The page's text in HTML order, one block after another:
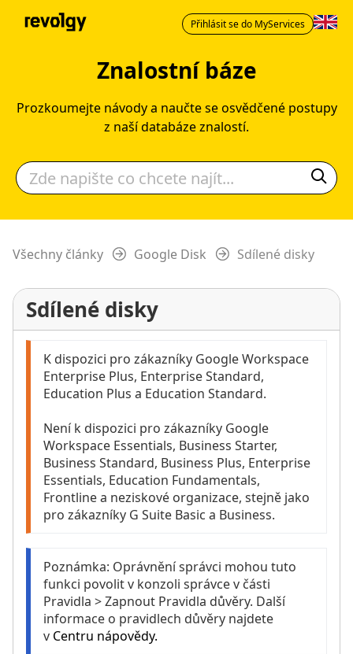
Přihlásit se do MyServices
Znalostní báze
Prozkoumejte návody a naučte se osvědčené postupy
z naší databáze znalostí.
Všechny články Google Disk Sdílené disky
Sdílené disky
K dispozici pro zákazníky Google Workspace
Enterprise Plus, Enterprise Standard,
Education Plus a Education Standard.
Není k dispozici pro zákazníky Google
Workspace Essentials, Business Starter,
Business Standard, Business Plus, Enterprise
Essentials, Education Fundamentals,
Frontline a neziskové organizace, stejně jako
pro zákazníky G Suite Basic a Business.
Poznámka: Oprávnění správci mohou tuto
funkci povolit v konzoli správce v části
Pravidla > Zapnout Pravidla důvěry. Další
informace o pravidlech důvěry najdete
v Centru nápovědy.